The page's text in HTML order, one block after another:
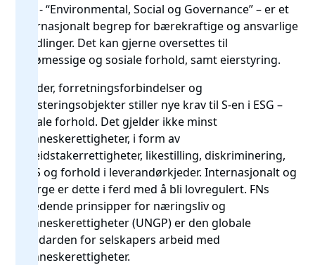
ESG - “Environmental, Social og Governance” – er et
internasjonalt begrep for bærekraftige og ansvarlige
handlinger. Det kan gjerne oversettes til
miljømessige og sosiale forhold, samt eierstyring.
Kunder, forretningsforbindelser og
investeringsobjekter stiller nye krav til S-en i ESG –
sosiale forhold. Det gjelder ikke minst
menneskerettigheter, i form av
arbeidstakerrettigheter, likestilling, diskriminering,
HMS og forhold i leverandørkjeder. Internasjonalt og
i Norge er dette i ferd med å bli lovregulert. FNs
veiledende prinsipper for næringsliv og
menneskerettigheter (UNGP) er den globale
standarden for selskapers arbeid med
menneskerettigheter.